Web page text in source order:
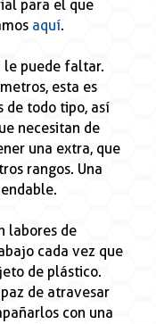
para el que
aquí.
le puede faltar.
esta es
de todo tipo, así
necesitan de
una extra, que
rangos. Una
labores de
cada vez que
de plástico.
de atravesar
con una